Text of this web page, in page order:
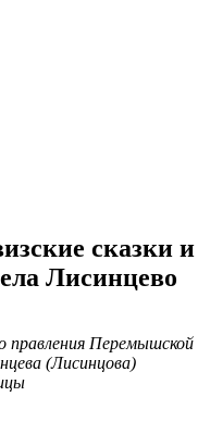
сказки и
Лисинцево
правления Перемышской
(Лисинцова)